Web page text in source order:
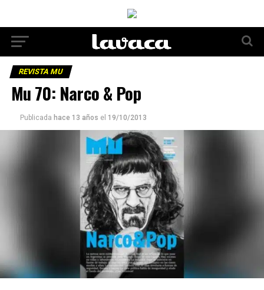
REVISTA MU
Mu 70: Narco & Pop
Publicada hace 13 años el 19/10/2013